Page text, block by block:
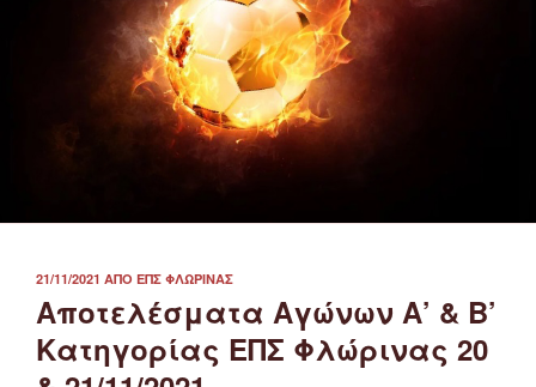
ΔΗΜΟΣΙΕΎΤΗΚΕ
ΣΤΙΣ
21/11/2021 ΑΠΌ ΕΠΣ ΦΛΏΡΙΝΑΣ
Αποτελέσματα Αγώνων Α’ & Β’
Κατηγορίας ΕΠΣ Φλώρινας 20